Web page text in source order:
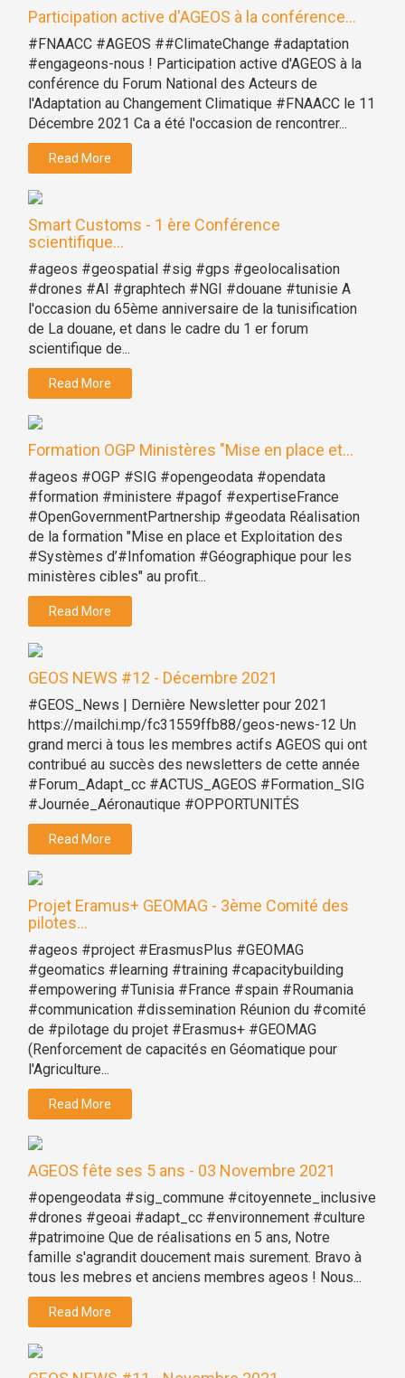
Participation active d'AGEOS à la conférence...
#FNAACC #AGEOS ##ClimateChange #adaptation
#engageons-nous ! Participation active d'AGEOS à la
conférence du Forum National des Acteurs de
l'Adaptation au Changement Climatique #FNAACC le 11
Décembre 2021 Ca a été l'occasion de rencontrer...
Read More
Smart Customs - 1 ère Conférence
scientifique...
#ageos #geospatial #sig #gps #geolocalisation
#drones #AI #graphtech #NGI #douane #tunisie A
l'occasion du 65ème anniversaire de la tunisification
de La douane, et dans le cadre du 1 er forum
scientifique de...
Read More
Formation OGP Ministères "Mise en place et...
#ageos #OGP #SIG #opengeodata #opendata
#formation #ministere #pagof #expertiseFrance
#OpenGovernmentPartnership #geodata Réalisation
de la formation "Mise en place et Exploitation des
#Systèmes d’#Infomation #Géographique pour les
ministères cibles" au profit...
Read More
GEOS NEWS #12 - Décembre 2021
#GEOS_News | Dernière Newsletter pour 2021
https://mailchi.mp/fc31559ffb88/geos-news-12 Un
grand merci à tous les membres actifs AGEOS qui ont
contribué au succès des newsletters de cette année
#Forum_Adapt_cc #ACTUS_AGEOS #Formation_SIG
#Journée_Aéronautique #OPPORTUNITÉS
Read More
Projet Eramus+ GEOMAG - 3ème Comité des
pilotes...
#ageos #project #ErasmusPlus #GEOMAG
#geomatics #learning #training #capacitybuilding
#empowering #Tunisia #France #spain #Roumania
#communication #dissemination Réunion du #comité
de #pilotage du projet #Erasmus+ #GEOMAG
(Renforcement de capacités en Géomatique pour
l'Agriculture...
Read More
AGEOS fête ses 5 ans - 03 Novembre 2021
#opengeodata #sig_commune #citoyennete_inclusive
#drones #geoai #adapt_cc #environnement #culture
#patrimoine Que de réalisations en 5 ans, Notre
famille s'agrandit doucement mais surement. Bravo à
tous les mebres et anciens membres ageos ! Nous...
Read More